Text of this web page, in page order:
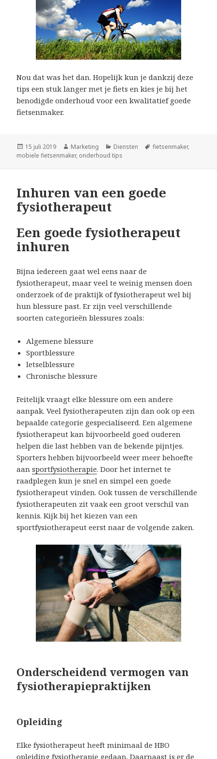
Nou dat was het dan. Hopelijk kun je dankzij deze
tips een stuk langer met je fiets en kies je bij het
benodigde onderhoud voor een kwalitatief goede
fietsenmaker.
Geplaatst
op
15 juli 2019 Auteur
Marketing Categorieën
Diensten Tags
fietsenmaker,
mobiele fietsenmaker, onderhoud tips
Inhuren van een goede
fysiotherapeut
Een goede fysiotherapeut
inhuren
Bijna iedereen gaat wel eens naar de
fysiotherapeut, maar veel te weinig mensen doen
onderzoek of de praktijk of fysiotherapeut wel bij
hun blessure past. Er zijn veel verschillende
soorten categorieën blessures zoals:
Algemene blessure
Sportblessure
letselblessure
Chronische blessure
Feitelijk vraagt elke blessure om een andere
aanpak. Veel fysiotherapeuten zijn dan ook op een
bepaalde categorie gespecialiseerd. Een algemene
fysiotherapeut kan bijvoorbeeld goed ouderen
helpen die last hebben van de bekende pijntjes.
Sporters hebben bijvoorbeeld weer meer behoefte
aansportfysiotherapie. Door het internet te
raadplegen kun je snel en simpel een goede
fysiotherapeut vinden. Ook tussen de verschillende
fysiotherapeuten zit vaak een groot verschil van
kennis. Kijk bij het kiezen van een
sportfysiotherapeut eerst naar de volgende zaken.
Onderscheidend vermogen van
fysiotherapiepraktijken
Opleiding
Elke fysiotherapeut heeft minimaal de HBO
opleiding fysiotherapie gedaan. Daarnaast is er de